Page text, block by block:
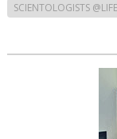
SCIENTOLOGISTS @LIFE